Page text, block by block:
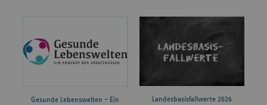
Gesunde Lebenswelten – Ein
Landesbasisfallwerte 2026